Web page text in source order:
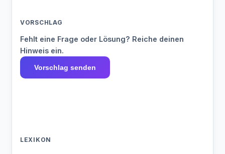
VORSCHLAG
Fehlt eine Frage oder Lösung? Reiche deinen
Hinweis ein.
Vorschlag senden
LEXIKON